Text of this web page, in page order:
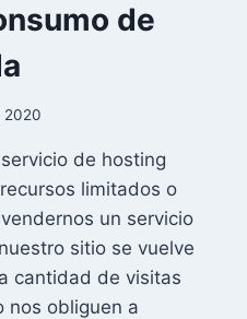
de
2020
de hosting
limitados o
un servicio
sitio se vuelve
cantidad de visitas
nos obliguen a